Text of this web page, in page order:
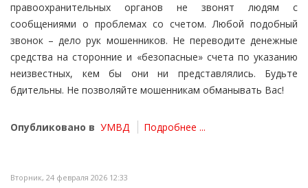
правоохранительных органов не звонят людям с
сообщениями о проблемах со счетом. Любой подобный
звонок – дело рук мошенников. Не переводите денежные
средства на сторонние и «безопасные» счета по указанию
неизвестных, кем бы они ни представлялись. Будьте
бдительны. Не позволяйте мошенникам обманывать Вас!
Опубликовано в УМВД Подробнее ...
Вторник, 24 февраля 2026 12:33